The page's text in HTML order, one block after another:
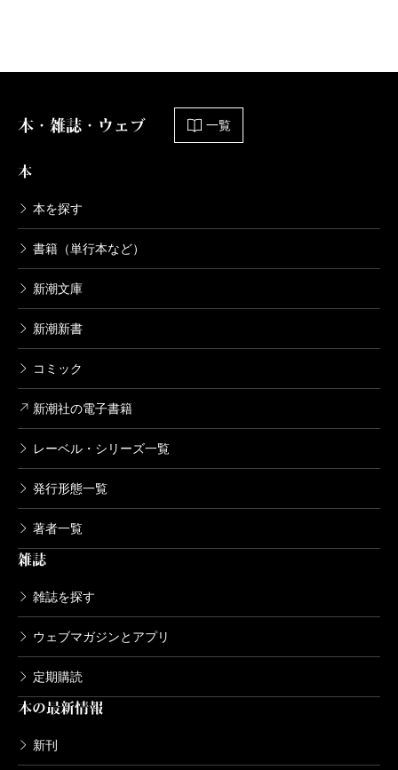
れますが。
例えば、下ネタをどう扱うかという問題がありま
す。これ、はっきりしたルールを決めようとして
言葉はダメだと単語で縛っても意味はない。そん
なことより、こちらがどういう投稿を選ぶのかを
見せて、「このくらいの加減のものを選ぶんだ
な」と、その場の暗黙のルールを読者に分かって
もらうのが一番なんです。雑誌では、その加減が
伝わるのに時間がかかりますが、ネットはコンテ
ンツを日々更新することで、むしろこの暗黙のル
ールがうまく作られていくんですよ。
僕は、ある種の楽しい競技場をつくっているんで
すね。管理でがんじがらめではないけれど、誰が
草むしりをするのか、暴漢が入ってきたら誰が追
い出すのか、役割、ルールは決めておく。空き地
ではないし、ドーム球場のような大きな場でもな
い。町内グラウンドのような感じですね。ルール
の必要性は「萬流」や「ビックリハウス」をやっ
ていたころから経験していたことですが、まった
く管理のないところは、やっぱり面白くならない
んですよ。
――今回刊行の二冊は、糸井さんの事務所から自
から一年ちょっとで文庫化という異例の早さにな
本・雑誌・ウェブ 一覧
本
本を探す
書籍（単行本など）
新潮文庫
新潮新書
コミック
新潮社の電子書籍
レーベル・シリーズ一覧
発行形態一覧
著者一覧
雑誌
雑誌を探す
ウェブマガジンとアプリ
定期購読
本の最新情報
新刊